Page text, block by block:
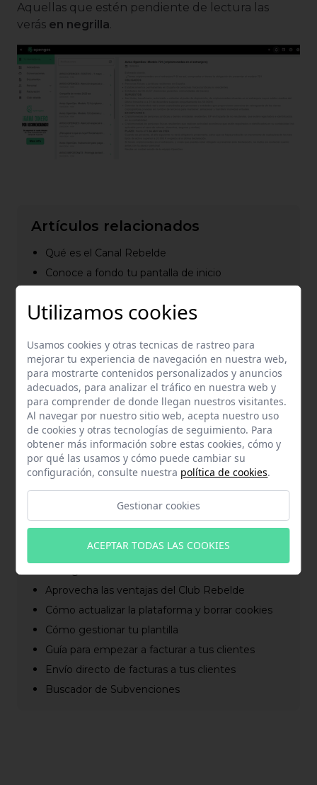
Aquellas que estén pendiente de lectura las
verás en negrilla.
Artículos relacionados
Qué es el Canal Rebelde
Conoce a fondo tu pantalla de inicio
Cómo cambiar de negocio dentro del Canal
Cómo modificar o restablecer tu contraseña
Cómo gestionar las conversaciones con tu
asesor personal
Cómo pedir una cita telefónica con tu asesor
personal
Cómo subir facturas, gastos y otros documentos
a contabilizar
Cómo conocer el estado de las facturas subidas
a tu asesor personal
Cómo descargar las nóminas de tus empleados
Cómo descargar los modelos fiscales de tu
Aprovecha las ventajas del Club Rebelde
Cómo actualizar la plataforma y borrar cookies
Cómo gestionar tu plantilla
Guía para empezar a facturar a tus clientes
Envío directo de facturas a tus clientes
Buscador de Subvenciones
Utilizamos cookies
Usamos cookies y otras tecnicas de rastreo para
mejorar tu experiencia de navegación en nuestra web,
para mostrarte contenidos personalizados y anuncios
adecuados, para analizar el tráfico en nuestra web y
para comprender de donde llegan nuestros visitantes.
Al navegar por nuestro sitio web, acepta nuestro uso
de cookies y otras tecnologías de seguimiento. Para
obtener más información sobre estas cookies, cómo y
por qué las usamos y cómo puede cambiar su
configuración, consulte nuestra política de cookies.
Gestionar cookies
ACEPTAR TODAS LAS COOKIES